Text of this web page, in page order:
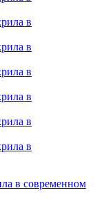
в современном